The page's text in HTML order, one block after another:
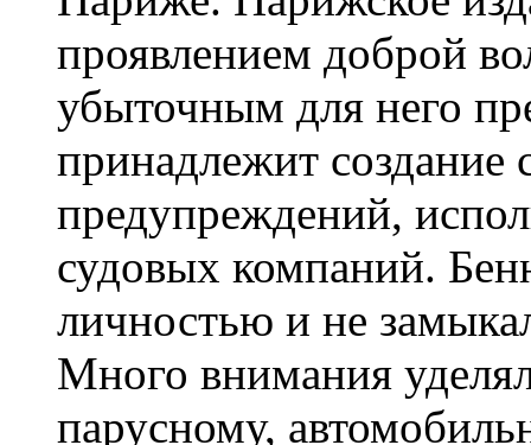
проявлением доброй
убыточным для него
принадлежит
предупреждений,
судовых компаний.
личностью и не
Много внимания
парусному,